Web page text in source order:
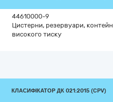
44610000-9
Цистерни, резервуари,
високого тиску
КЛАСИФІКАТОР ДК 021:2015 (CPV)